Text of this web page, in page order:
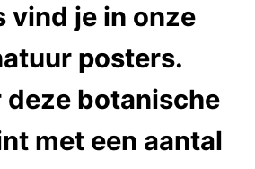
vind je in onze
posters.
deze botanische
met een aantal